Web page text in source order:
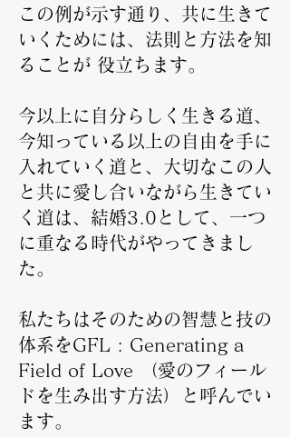
この例が示す通り、共に生きて
いくためには、法則と方法を知
ることが 役立ちます。
今以上に自分らしく生きる道、
今知っている以上の自由を手に
入れていく道と、大切なこの人
と共に愛し合いながら生きてい
く道は、結婚3.0として、一つ
に重なる時代がやってきまし
た。
私たちはそのための智慧と技の
体系をGFL : Generating a
Field of Love （愛のフィール
ドを生み出す方法）と呼んでい
ます。